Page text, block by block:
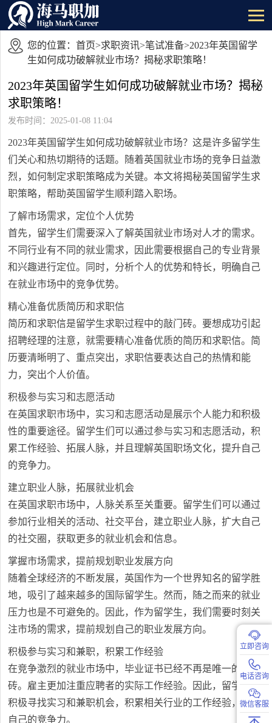
您的位置： 首页>求职资讯>笔试准备>2023年英国留学
生如何成功破解就业市场？揭秘求职策略！
2023年英国留学生如何成功破解就业市场？揭秘
求职策略！
发布时间：2025-01-08 11:04
2023年英国留学生如何成功破解就业市场？这是许多留学生
们关心和热切期待的话题。随着英国就业市场的竞争日益激
烈，如何制定求职策略成为关键。本文将揭秘英国留学生求
职策略，帮助英国留学生顺利踏入职场。
了解市场需求，定位个人优势
首先，留学生们需要深入了解英国就业市场对人才的需求。
不同行业有不同的就业需求，因此需要根据自己的专业背景
和兴趣进行定位。同时，分析个人的优势和特长，明确自己
在就业市场中的竞争优势。
精心准备优质简历和求职信
简历和求职信是留学生求职过程中的敲门砖。要想成功引起
招聘经理的注意，就需要精心准备优质的简历和求职信。简
历要清晰明了、重点突出，求职信要表达自己的热情和能
力，突出个人价值。
积极参与实习和志愿活动
在英国求职市场中，实习和志愿活动是展示个人能力和积极
性的重要途径。留学生们可以通过参与实习和志愿活动，积
累工作经验、拓展人脉，并且理解英国职场文化，提升自己
的竞争力。
建立职业人脉，拓展就业机会
在英国求职市场中，人脉关系至关重要。留学生们可以通过
参加行业相关的活动、社交平台，建立职业人脉，扩大自己
的社交圈，获取更多的就业机会和信息。
掌握市场需求，提前规划职业发展方向
随着全球经济的不断发展，英国作为一个世界知名的留学胜
地，吸引了越来越多的国际留学生。然而，随之而来的就业
压力也是不可避免的。因此，作为留学生，我们需要时刻关
注市场的需求，提前规划自己的职业发展方向。
积极参与实习和兼职，积累工作经验
在竞争激烈的就业市场中，毕业证书已经不再是唯一的敲门
砖。雇主更加注重应聘者的实际工作经验。因此，留学生要
积极寻找实习和兼职机会，积累相关行业的工作经验，提升
自己的竞争力。
立即咨询
电话咨询
微信客服